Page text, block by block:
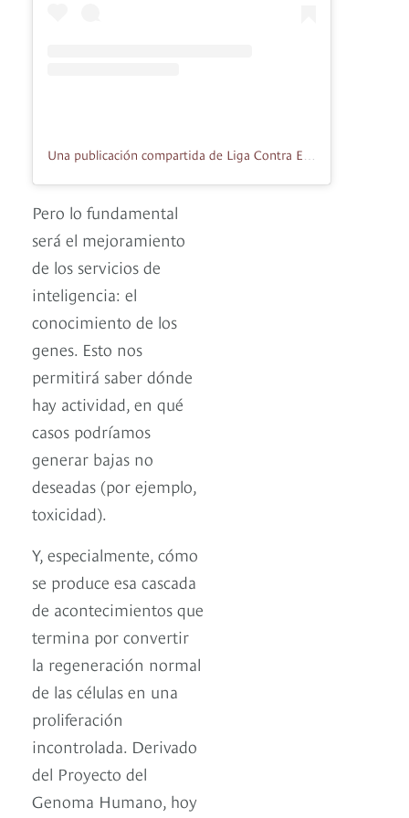
Pero lo fundamental
será el mejoramiento
de los servicios de
inteligencia: el
conocimiento de los
genes. Esto nos
permitirá saber dónde
hay actividad, en qué
casos podríamos
generar bajas no
deseadas (por ejemplo,
toxicidad).
Y, especialmente, cómo
se produce esa cascada
de acontecimientos que
termina por convertir
la regeneración normal
de las células en una
proliferación
incontrolada. Derivado
del Proyecto del
Genoma Humano, hoy